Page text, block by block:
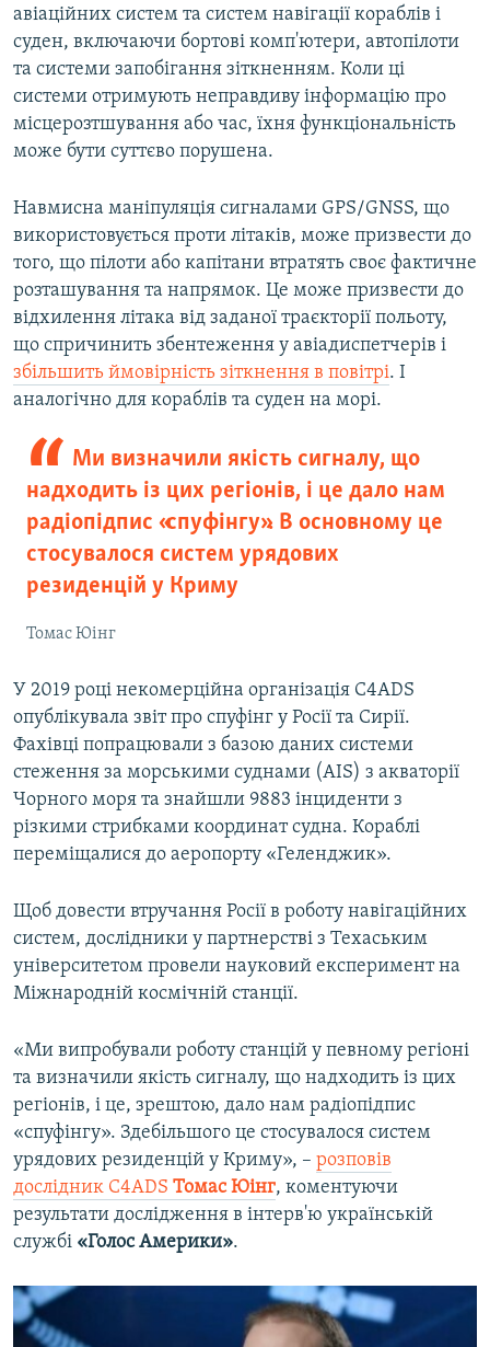
авіаційних систем та систем навігації кораблів і
суден, включаючи бортові комп'ютери, автопілоти
та системи запобігання зіткненням. Коли ці
системи отримують неправдиву інформацію про
місцерозтшування або час, їхня функціональність
може бути суттєво порушена.
Навмисна маніпуляція сигналами GPS/GNSS, що
використовується проти літаків, може призвести до
того, що пілоти або капітани втратять своє фактичне
розташування та напрямок. Це може призвести до
відхилення літака від заданої траєкторії польоту,
що спричинить збентеження у авіадиспетчерів і
збільшить ймовірність зіткнення в повітрі. І
аналогічно для кораблів та суден на морі.
Ми визначили якість сигналу, що
надходить із цих регіонів, і це дало нам
радіопідпис «спуфінгу». В основному це
стосувалося систем урядових
резиденцій у Криму
Томас Юінг
У 2019 році некомерційна організація C4ADS
опублікувала звіт про спуфінг у Росії та Сирії.
Фахівці попрацювали з базою даних системи
стеження за морськими суднами (AIS) з акваторії
Чорного моря та знайшли 9883 інциденти з
різкими стрибками координат судна. Кораблі
переміщалися до аеропорту «Геленджик».
Щоб довести втручання Росії в роботу навігаційних
систем, дослідники у партнерстві з Техаським
університетом провели науковий експеримент на
Міжнародній космічній станції.
«Ми випробували роботу станцій у певному регіоні
та визначили якість сигналу, що надходить із цих
регіонів, і це, зрештою, дало нам радіопідпис
«спуфінгу». Здебільшого це стосувалося систем
урядових резиденцій у Криму», – розповів
дослідник C4ADS Томас Юінг, коментуючи
результати дослідження в інтерв'ю українській
службі «Голос Америки».